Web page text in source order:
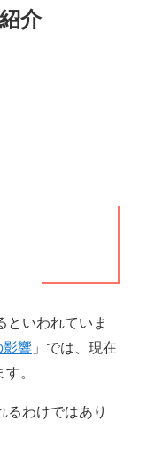
介
といわれていま
影響 」では、現在
。
るわけではあり